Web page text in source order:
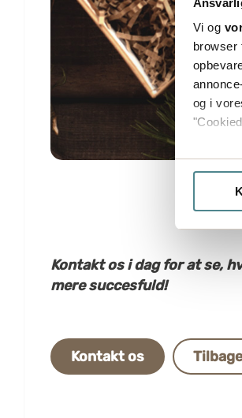
Vi og
browser
og i
Hvis du
Boxon
Kontakt os i dag for at se,
mere succesfuld!
Kontakt os